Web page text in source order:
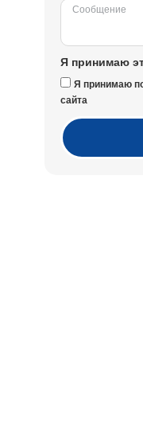
Я принимаю
Я принимаю
сайта